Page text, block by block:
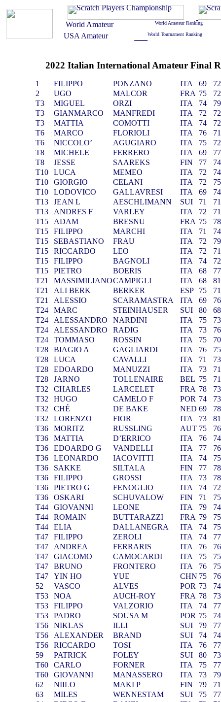
2022 Italian International Amateur Final
1 FILIPPO PONZANO ITA 69
72
2
UGO MALCOR FRA 75
72
T3
MIGUEL ORZI ITA 74
79
T3
GIANMARCO MANFREDI ITA 72
72
T3
MATTIA COMOTTI ITA 74
72
T6
MARCO FLORIOLI ITA 76
71
T6
NICCOLO’ AGUGIARO ITA 75
72
T8
MICHELE FERRERO ITA 69
77
T8
JESSE SAAREKS FIN 77
74
T10
LUCA MEMEO ITA 72
74
T10
GIORGIO CELANI ITA 72
75
T10
LODOVICO GALLAVRESI ITA 69
74
T13
JEAN L AESCHLIMANN SUI 71
71
T13
ANDRES F VARLEY ITA 72
71
T15
ADAM BRESNU FRA 75
78
T15
FILIPPO MARCHI ITA 71
74
T15
SEBASTIANO FRAU ITA 72
79
T15
RICCARDO LEO ITA 72
71
T15
FILIPPO BAGNOLI ITA 74
72
T15
PIETRO BOERIS ITA 68
77
T21
MASSIMILIANOCAMPIGLI ITA 68
81
T21
ALI BERK BERKER ESP 75
71
T21
ALESSIO SCARAMASTRA ITA 69
76
T24
MARC STEINHAUSER SUI 80
68
T24
ALESSANDRO NARDINI ITA 75
73
T24
ALESSANDRO RADIG ITA 73
76
T24
TOMMASO ROSSIN ITA 75
70
T28
BIAGIO A GAGLIARDI ITA 76
75
T28
LUCA CAVALLI ITA 71
73
T28
EDOARDO MANUZZI ITA 73
71
T28
JARNO TOLLENAIRE BEL 75
71
T32
CHARLES LARCELET FRA 78
73
T32
HUGO CAMELO F POR 74
73
T32
CHÉ DE BAKE NED 69
78
T32
LORENZO FIOR ITA 73
81
T36
MORITZ RUSSLING AUT 75
76
T36
MATTIA D’ERRICO ITA 76
74
T36
EDOARDO G VANDELLI ITA 77
76
T36
LEONARDO IACOVITTI ITA 74
75
T36
SAKKE SILTALA FIN 77
78
T36
FILIPPO GROSSI ITA 73
78
T36
PIETRO G FENOGLIO ITA 74
72
T36
OSKARI SCHUVALOW FIN 71
75
T44
GIOVANNI LEONE ITA 79
74
T44
ROMAIN BUTTARAZZI FRA 79
75
T44
ELIA DALLANEGRA ITA 74
75
T47
FILIPPO ZEROLI ITA 74
77
T47
ANDREA FERRARIS ITA 76
76
T47
GIACOMO CAMOCARDI ITA 75
75
T47
BRUNO FRONTERO ITA 76
75
T47
YIN HO YUE CHN 75
76
52
VASCO ALVES POR 73
74
T53
NOA AUCH-ROY FRA 78
73
T53
FILIPPO VALZORIO ITA 74
77
T53
PADRO SOUSA M POR 75
74
T56
NIKLAS ILLI SUI 79
77
T56
ALEXANDER BRAND SUI 74
74
T56
RICCARDO TOSI ITA 76
77
59
PATRICK FOLEY SUI 80
73
T60
CARLO FORNER ITA 75
77
T60
GIOVANNI MANASSERO ITA 73
79
62
NIILO MAKI P FIN 79
71
63
MILES WENNESTAM SUI 75
77